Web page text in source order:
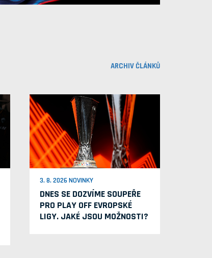
ARCHIV ČLÁNKŮ
3. 8. 2026 NOVINKY
DNES SE DOZVÍME SOUPEŘE
PRO PLAY OFF EVROPSKÉ
LIGY. JAKÉ JSOU MOŽNOSTI?